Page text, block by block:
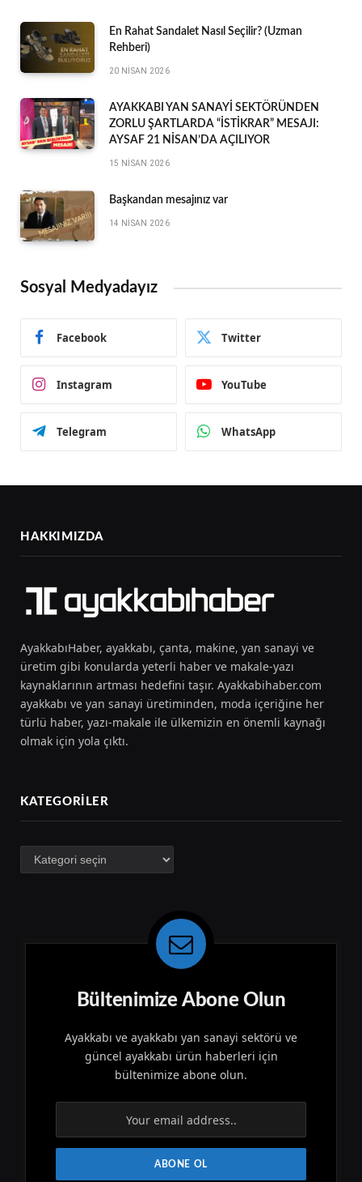
En Rahat Sandalet Nasıl Seçilir? (Uzman
Rehberi)
20 NISAN 2026
AYAKKABI YAN SANAYİ SEKTÖRÜNDEN
ZORLU ŞARTLARDA “İSTİKRAR” MESAJI:
AYSAF 21 NİSAN’DA AÇILIYOR
15 NISAN 2026
Başkandan mesajınız var
14 NISAN 2026
Sosyal Medyadayız
Facebook Twitter
Instagram YouTube
Telegram WhatsApp
HAKKIMIZDA
AyakkabıHaber, ayakkabı, çanta, makine, yan sanayi ve
üretim gibi konularda yeterli haber ve makale-yazı
kaynaklarının artması hedefini taşır. Ayakkabihaber.com
ayakkabı ve yan sanayi üretiminden, moda içeriğine her
türlü haber, yazı-makale ile ülkemizin en önemli kaynağı
olmak için yola çıktı.
KATEGORILER
Kategoriler
Bültenimize Abone Olun
Ayakkabı ve ayakkabı yan sanayi sektörü ve
güncel ayakkabı ürün haberleri için
bültenimize abone olun.